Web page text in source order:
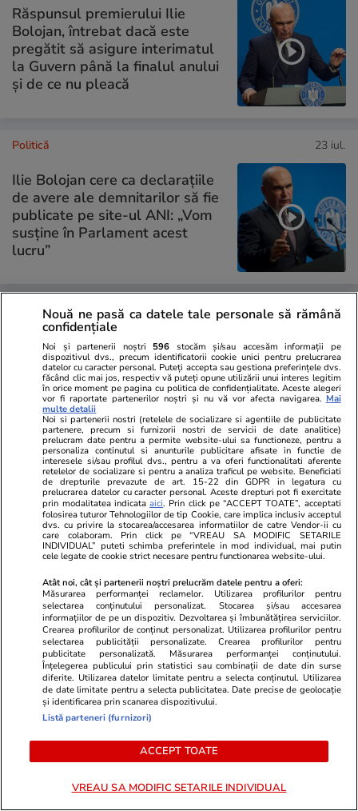
Răspunsul premierului Ilie
Bolojan, întrebat dacă este
pregătit să asigure interimatul
la Guvern până la finalul anului
și de ce nu pleacă
Politică 23 iul.
Ilie Bolojan cere ca declarațiile
de avere ale demnitarilor să fie
publicate pe site-ul ANI: „Vom
susține în Parlament acest
lucru”
PARTENERI
ZiaruldeIasi.ro
Proiectul imobiliar pregătit lângă
vânzare. Dezvoltatorul este
asociat în piață cu un alt proiect
de anvergură
Fanatik.ro
Joacă de
motiv
ULTIMELE ȘTIRI
Alexandru Rogobete dezvăluie discuția avută
este reformă, este crimă”
Nouă ne pasă ca datele tale personale să rămână
confidențiale
Noi și partenerii noștri 596 stocăm și/sau accesăm informații pe
dispozitivul dvs., precum identificatorii cookie unici pentru prelucrarea
datelor cu caracter personal. Puteți accepta sau gestiona preferințele dvs.
făcând clic mai jos, respectiv vă puteți opune utilizării unui interes legitim
în orice moment pe pagina cu politica de confidențialitate. Aceste alegeri
vor fi raportate partenerilor noștri și nu vă vor afecta navigarea. Mai
multe detalii
Noi si partenerii nostri (retelele de socializare si agentiile de publicitate
partenere, precum si furnizorii nostri de servicii de date analitice)
prelucram date pentru a permite website-ului sa functioneze, pentru a
personaliza continutul si anunturile publicitare afisate in functie de
interesele si/sau profilul dvs., pentru a va oferi functionalitati aferente
retelelor de socializare si pentru a analiza traficul pe website. Beneficiati
de drepturile prevazute de art. 15-22 din GDPR in legatura cu
prelucrarea datelor cu caracter personal. Aceste drepturi pot fi exercitate
prin modalitatea indicataaici. Prin click pe “ACCEPT TOATE”, acceptati
folosirea tuturor Tehnologiilor de tip Cookie, care implica inclusiv acceptul
dvs. cu privire la stocarea/accesarea informatiilor de catre Vendor-ii cu
care colaboram. Prin click pe “VREAU SA MODIFIC SETARILE
INDIVIDUAL” puteti schimba preferintele in mod individual, mai putin
cele legate de cookie strict necesare pentru functionarea website-ului.
Atât noi, cât și partenerii noștri prelucrăm datele pentru a oferi:
Măsurarea performanței reclamelor. Utilizarea profilurilor pentru
selectarea conținutului personalizat. Stocarea și/sau accesarea
informațiilor de pe un dispozitiv. Dezvoltarea și îmbunătățirea serviciilor.
Crearea profilurilor de conținut personalizat. Utilizarea profilurilor pentru
selectarea publicității personalizate. Crearea profilurilor pentru
publicitate personalizată. Măsurarea performanței conținutului.
Înțelegerea publicului prin statistici sau combinații de date din surse
diferite. Utilizarea datelor limitate pentru a selecta conținutul. Utilizarea
de date limitate pentru a selecta publicitatea. Date precise de geolocație
și identificarea prin scanarea dispozitivului.
Listă parteneri (furnizori)
ACCEPT TOATE
VREAU SA MODIFIC SETARILE INDIVIDUAL